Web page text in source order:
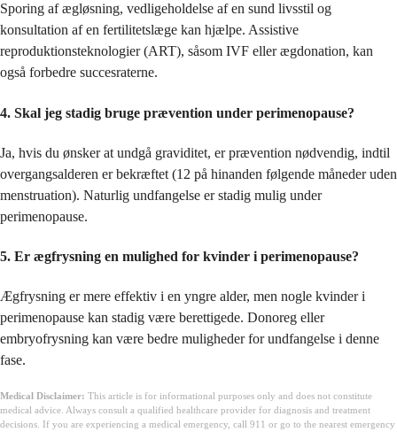
Sporing af ægløsning, vedligeholdelse af en sund livsstil og
konsultation af en fertilitetslæge kan hjælpe. Assistive
reproduktionsteknologier (ART), såsom IVF eller ægdonation, kan
også forbedre succesraterne.
4. Skal jeg stadig bruge prævention under perimenopause?
Ja, hvis du ønsker at undgå graviditet, er prævention nødvendig, indtil
overgangsalderen er bekræftet (12 på hinanden følgende måneder uden
menstruation). Naturlig undfangelse er stadig mulig under
perimenopause.
5. Er ægfrysning en mulighed for kvinder i perimenopause?
Ægfrysning er mere effektiv i en yngre alder, men nogle kvinder i
perimenopause kan stadig være berettigede. Donoreg eller
embryofrysning kan være bedre muligheder for undfangelse i denne
fase.
Medical Disclaimer: This article is for informational purposes only and does not constitute
medical advice. Always consult a qualified healthcare provider for diagnosis and treatment
decisions. If you are experiencing a medical emergency, call 911 or go to the nearest emergency